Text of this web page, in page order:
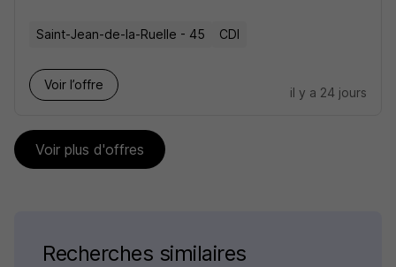
Saint-Jean-de-la-Ruelle - 45 CDI
Voir l’offre
il y a 24 jours
Voir plus d'offres
Recherches similaires